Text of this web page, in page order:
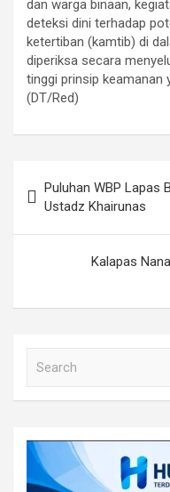
dan warga binaan,
deteksi dini terhadap
ketertiban (kamtib) di
diperiksa secara
tinggi prinsip keamanan
(DT/Red)
navigation
Puluhan WBP Lapas
Ustadz Khairunas
Kalapas
h